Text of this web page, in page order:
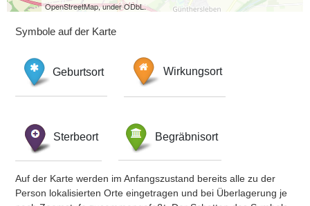
OpenStreetMap, under ODbL.
Symbole auf der Karte
Geburtsort Wirkungsort
Sterbeort Begräbnisort
Auf der Karte werden im Anfangszustand bereits alle zu der
Person lokalisierten Orte eingetragen und bei Überlagerung je